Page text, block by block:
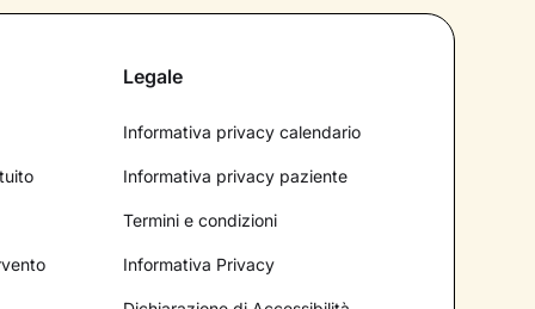
Legale
Informativa privacy calendario
Informativa privacy paziente
Termini e condizioni
Informativa Privacy